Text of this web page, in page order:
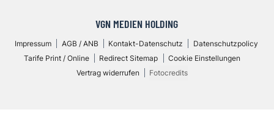
VGN MEDIEN HOLDING
Impressum AGB / ANB Kontakt-Datenschutz
Datenschutzpolicy
Tarife Print / Online
Redirect Sitemap
Cookie Einstellungen
Vertrag widerrufen
Fotocredits